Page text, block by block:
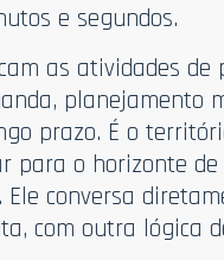
e segundos.
as atividades de
planejamento
prazo. É o
para o horizonte de
. Ele conversa
com outra lógica